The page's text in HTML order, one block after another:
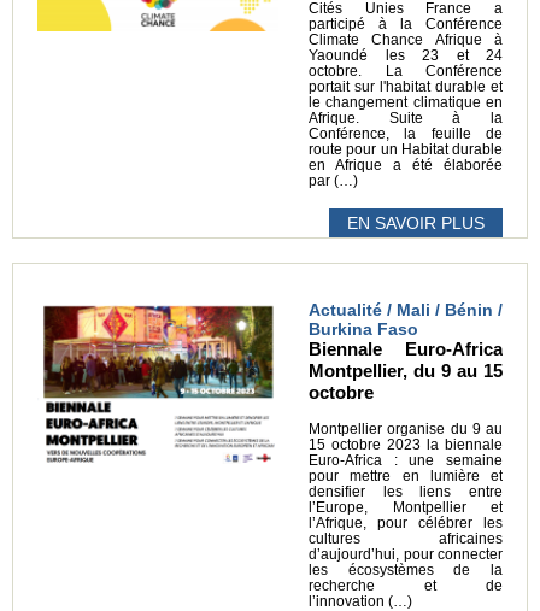
Cités Unies France a
participé à la Conférence
Climate Chance Afrique à
Yaoundé les 23 et 24
octobre. La Conférence
portait sur l'habitat durable et
le changement climatique en
Afrique. Suite à la
Conférence, la feuille de
route pour un Habitat durable
en Afrique a été élaborée
par (…)
EN SAVOIR PLUS
Actualité / Mali / Bénin /
Burkina Faso
Biennale Euro-Africa
Montpellier, du 9 au 15
octobre
Montpellier organise du 9 au
15 octobre 2023 la biennale
Euro-Africa : une semaine
pour mettre en lumière et
densifier les liens entre
l’Europe, Montpellier et
l’Afrique, pour célébrer les
cultures africaines
d’aujourd’hui, pour connecter
les écosystèmes de la
recherche et de
l’innovation (…)